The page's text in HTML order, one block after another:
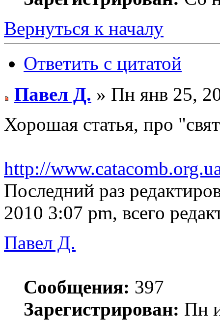
Вернуться к началу
Ответить с цитатой
Павел Д. » Пн янв 25,
Хорошая статья, про
http://
Последний раз
2010 3:07 pm, всего
Павел Д.
Сообщения: 397
Зарегистрирован: Пн